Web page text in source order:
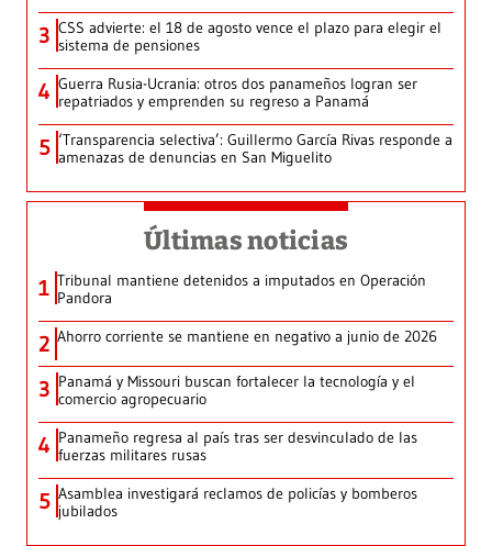
3 CSS advierte: el 18 de agosto vence el plazo para elegir el
sistema de pensiones
4 Guerra Rusia-Ucrania: otros dos panameños logran ser
repatriados y emprenden su regreso a Panamá
5 ‘Transparencia selectiva’: Guillermo García Rivas responde a
amenazas de denuncias en San Miguelito
Últimas noticias
1 Tribunal mantiene detenidos a imputados en Operación
Pandora
2 Ahorro corriente se mantiene en negativo a junio de 2026
3 Panamá y Missouri buscan fortalecer la tecnología y el
comercio agropecuario
4 Panameño regresa al país tras ser desvinculado de las
fuerzas militares rusas
5 Asamblea investigará reclamos de policías y bomberos
jubilados